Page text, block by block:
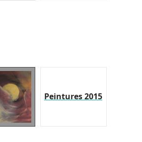
Peintures 2015